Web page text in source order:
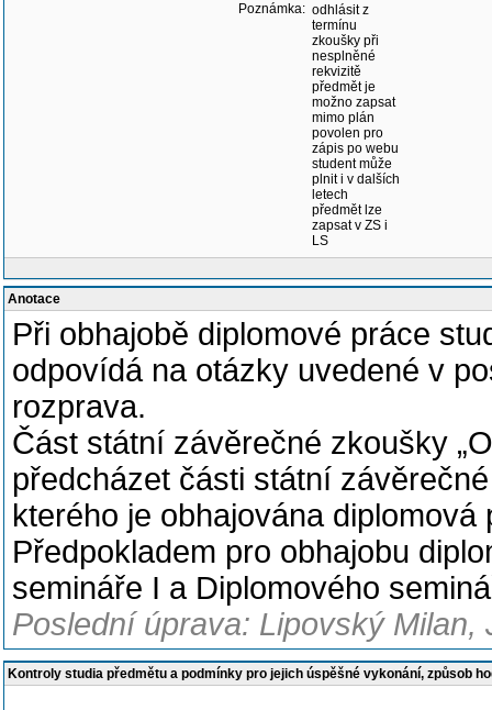
Poznámka: odhlásit z
termínu
zkoušky při
nesplněné
rekvizitě
předmět je
možno zapsat
mimo plán
povolen pro
zápis po webu
student může
plnit i v dalších
letech
předmět lze
zapsat v ZS i
LS
Anotace
Při obhajobě diplomové práce
odpovídá na otázky uvedené v
rozprava.
Část státní závěrečné zkoušky
předcházet části státní
kterého je obhajována diplomová
Předpokladem pro obhajobu
semináře I a Diplomového
Poslední úprava: Lipovský Milan,
Kontroly studia předmětu a podmínky pro jejich úspěšné vykonání, způsob